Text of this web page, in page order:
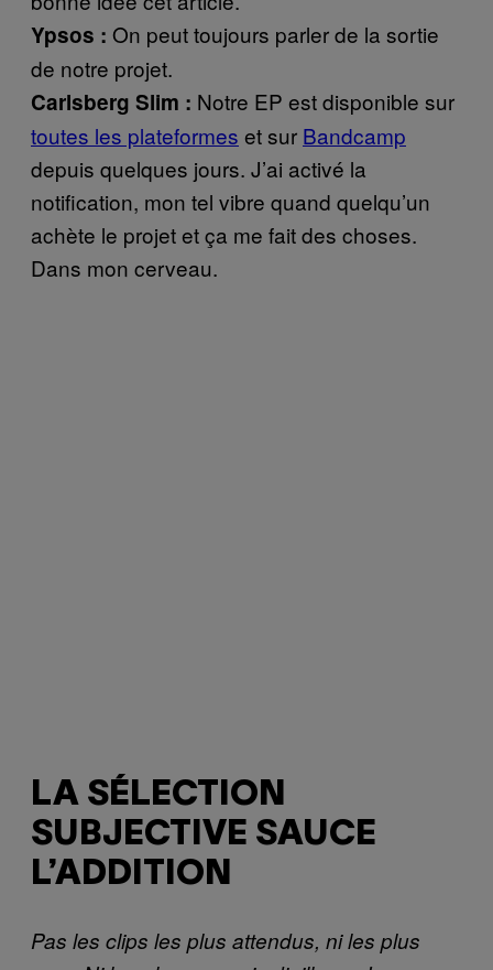
Ypsos : On peut toujours parler de la sortie
de notre projet.
Carlsberg Slim : Notre EP est disponible sur
toutes les plateformes et sur Bandcamp
depuis quelques jours. J’ai activé la
notification, mon tel vibre quand quelqu’un
achète le projet et ça me fait des choses.
Dans mon cerveau.
LA SÉLECTION
SUBJECTIVE SAUCE
L’ADDITION
Pas les clips les plus attendus, ni les plus